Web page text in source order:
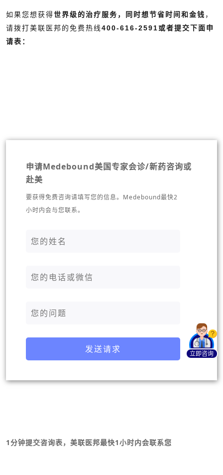
如果您想获得世界级的治疗服务，同时想节省时间和金钱 ，
请拨打美联医邦的免费热线400-616-2591或者提交下面申
请表：
申请Medebound美国专家会诊/新药咨询或
赴美
要获得免费咨询请填写您的信息。Medebound最快2
小时内会与您联系。
发送请求
1分钟提交咨询表，美联医邦最快1小时内会联系您
立即咨询